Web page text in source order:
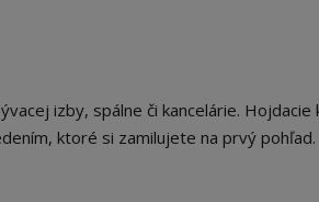
izby, spálne či kancelárie. Hojdacie
ktoré si zamilujete na prvý pohľad.